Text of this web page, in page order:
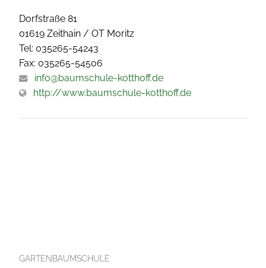
Dorfstraße 81
01619 Zeithain / OT Moritz
Tel: 035265-54243
Fax: 035265-54506
info@baumschule-kotthoff.de
http://www.baumschule-kotthoff.de
GARTENBAUMSCHULE